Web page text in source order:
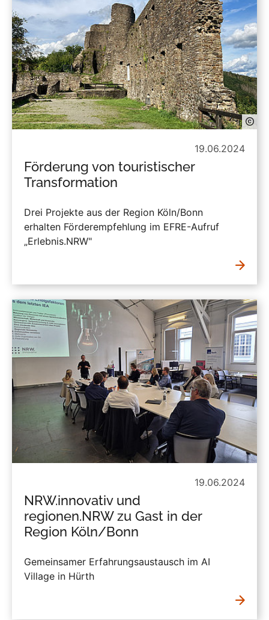
19.06.2024
Förderung von touristischer
Transformation
Drei Projekte aus der Region Köln/Bonn
erhalten Förderempfehlung im EFRE-Aufruf
„Erlebnis.NRW"
19.06.2024
NRW.innovativ und
regionen.NRW zu Gast in der
Region Köln/Bonn
Gemeinsamer Erfahrungsaustausch im AI
Village in Hürth